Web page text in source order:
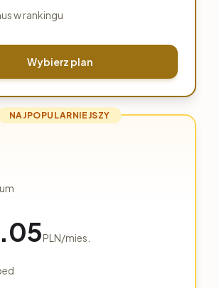
w rankingu
Wybierz plan
NAJPOPULARNIEJSZY
PLN/mies.